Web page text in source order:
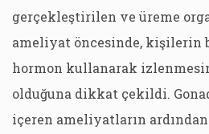
gerçekleştirilen ve üreme
ameliyat öncesinde, kişilerin
hormon kullanarak
olduğuna dikkat çekildi.
içeren ameliyatların